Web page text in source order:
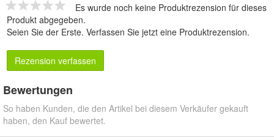
Es wurde noch keine Produktrezension für dieses
Produkt abgegeben.
Seien Sie der Erste. Verfassen Sie jetzt eine Produktrezension.
Rezension verfassen
Bewertungen
So haben Kunden, die den Artikel bei diesem Verkäufer gekauft
haben, den Kauf bewertet.